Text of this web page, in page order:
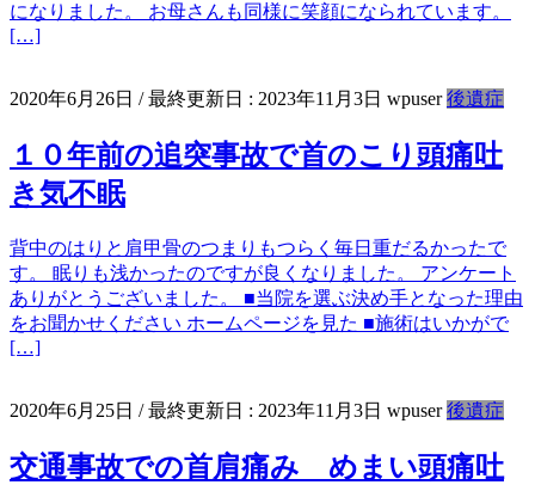
になりました。 お母さんも同様に笑顔になられています。
[…]
2020年6月26日 / 最終更新日 : 2023年11月3日 wpuser 後遺症
１０年前の追突事故で首のこり頭痛吐
き気不眠
背中のはりと肩甲骨のつまりもつらく毎日重だるかったで
す。 眠りも浅かったのですが良くなりました。 アンケート
ありがとうございました。 ■当院を選ぶ決め手となった理由
をお聞かせください ホームページを見た ■施術はいかがで
[…]
2020年6月25日 / 最終更新日 : 2023年11月3日 wpuser 後遺症
交通事故での首肩痛み めまい頭痛吐